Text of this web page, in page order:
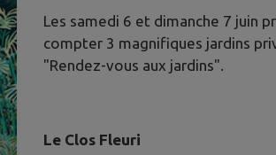
Les samedi 6 et dimanche 7 juin
compter 3 magnifiques jardins
"Rendez-vous aux jardins".
Le Clos Fleuri